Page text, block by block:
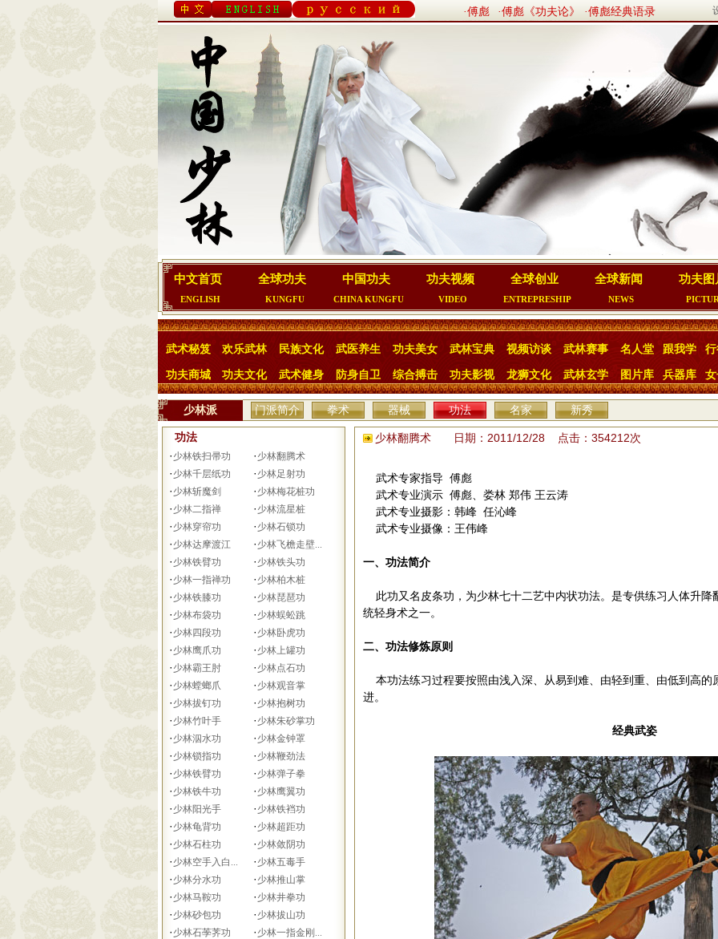
·傅彪 ·傅彪《功夫论》 ·傅彪经典语录
中文首页
ENGLISH
全球功夫
KUNGFU
中国功夫
CHINA KUNGFU
功夫视频
VIDEO
全球创业
ENTREPRESHIP
全球新闻
NEWS
功夫图
武术秘笈 欢乐武林 民族文化 武医养生 功夫美女 武林宝典 视频访谈 武林赛事 名人堂 跟我学
功夫商城 功夫文化 武术健身 防身自卫 综合搏击 功夫影视 龙狮文化 武林玄学 图片库 兵器库
少林派 门派简介 拳术 器械 功法 名家 新秀
功法
· 少林铁扫帚功 · 少林翻腾术
· 少林千层纸功 · 少林足射功
· 少林斩魔剑 · 少林梅花桩功
· 少林二指禅 · 少林流星桩
· 少林穿帘功 · 少林石锁功
· 少林达摩渡江 · 少林飞檐走壁...
· 少林铁臂功 · 少林铁头功
· 少林一指禅功 · 少林柏木桩
· 少林铁膝功 · 少林琵琶功
· 少林布袋功 · 少林蜈蚣跳
· 少林四段功 · 少林卧虎功
· 少林鹰爪功 · 少林上罐功
· 少林霸王肘 · 少林点石功
· 少林螳螂爪 · 少林观音掌
· 少林拔钉功 · 少林抱树功
· 少林竹叶手 · 少林朱砂掌功
· 少林泅水功 · 少林金钟罩
· 少林锁指功 · 少林鞭劲法
· 少林铁臂功 · 少林弹子拳
· 少林铁牛功 · 少林鹰翼功
· 少林阳光手 · 少林铁裆功
· 少林龟背功 · 少林超距功
· 少林石柱功 · 少林敛阴功
· 少林空手入白... · 少林五毒手
· 少林分水功 · 少林推山掌
· 少林马鞍功 · 少林井拳功
· 少林砂包功 · 少林拔山功
· 少林石荸荠功 · 少林一指金刚...
少林翻腾术 日期：2011/12/28 点击：354212次
武术专家指导 傅彪
武术专业演示 傅彪、娄林 郑伟 王云涛
武术专业摄影：韩峰 任沁峰
武术专业摄像：王伟峰
一、功法简介
此功又名皮条功，为少林七十二艺中内状功法。是专供练习人体升降
统轻身术之一。
二、功法修炼原则
本功法练习过程要按照由浅入深、从易到难、由轻到重、由低到高的
进。
经典武姿